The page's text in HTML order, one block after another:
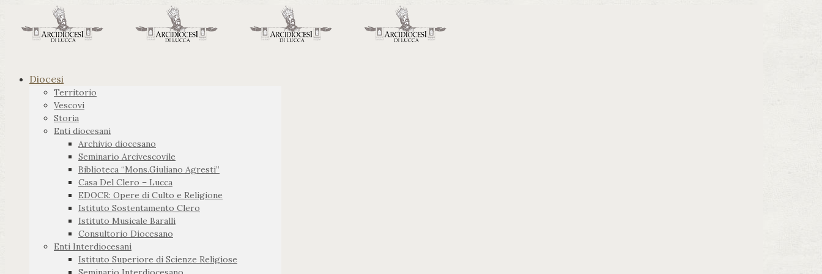
Diocesi
Territorio
Vescovi
Storia
Enti diocesani
Archivio diocesano
Seminario Arcivescovile
Biblioteca “Mons.Giuliano Agresti”
Casa Del Clero – Lucca
EDOCR: Opere di Culto e Religione
Istituto Sostentamento Clero
Istituto Musicale Baralli
Consultorio Diocesano
Enti Interdiocesani
Istituto Superiore di Scienze Religiose